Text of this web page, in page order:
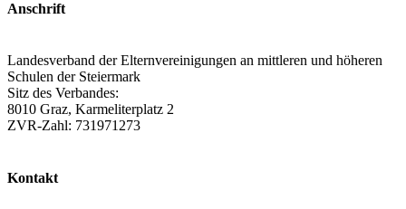
Anschrift
Landesverband der Elternvereinigungen an mittleren und höheren
Schulen der Steiermark
Sitz des Verbandes:
8010 Graz, Karmeliterplatz 2
ZVR-Zahl: 731971273
Kontakt